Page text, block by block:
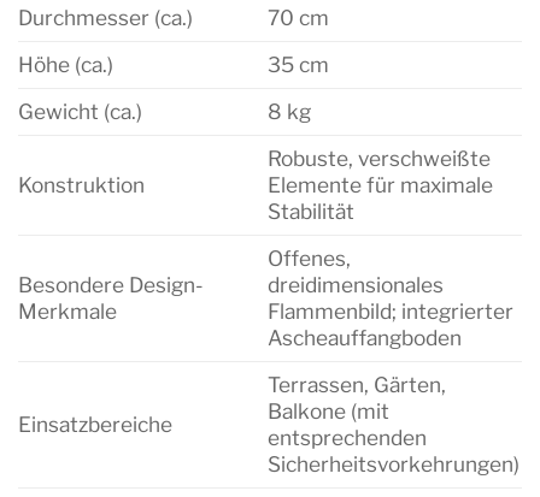
Durchmesser (ca.)
70 cm
Höhe (ca.)
35 cm
Gewicht (ca.)
8 kg
Konstruktion
Robuste, verschweißte
Elemente für maximale
Stabilität
Besondere Design-
Merkmale
Offenes,
dreidimensionales
Flammenbild; integrierter
Ascheauffangboden
Einsatzbereiche
Terrassen, Gärten,
Balkone (mit
entsprechenden
Sicherheitsvorkehrungen)